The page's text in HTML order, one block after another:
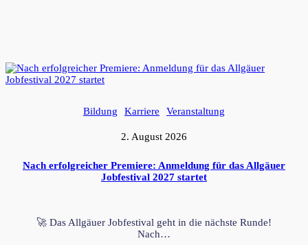
Bildung Karriere Veranstaltung
2. August 2026
Nach erfolgreicher Premiere: Anmeldung für das Allgäuer
Jobfestival 2027 startet
🚀 Das Allgäuer Jobfestival geht in die nächste Runde!
Nach…